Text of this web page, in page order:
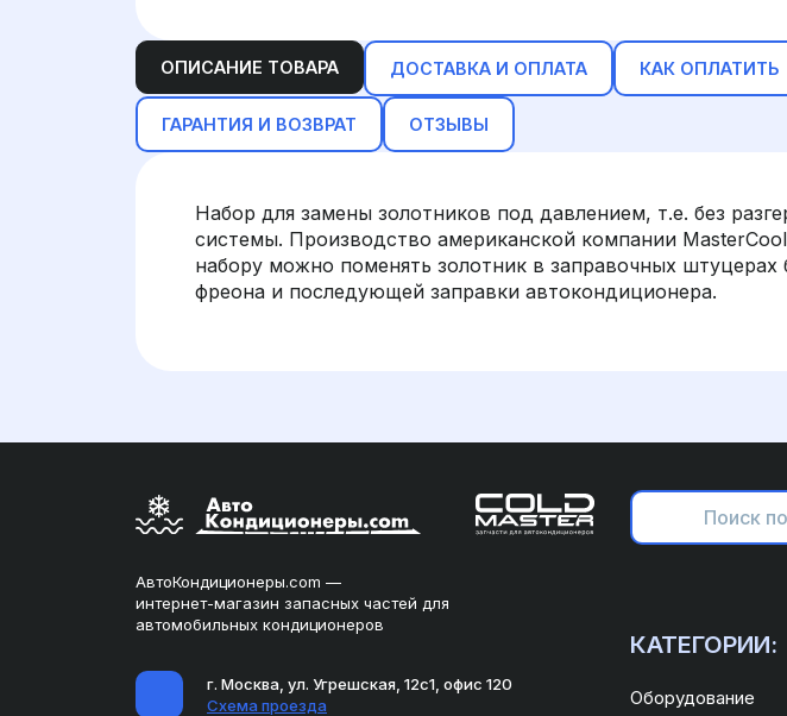
ОПИСАНИЕ ТОВАРА ДОСТАВКА И ОПЛАТА КАК ОПЛАТИТЬ
ГАРАНТИЯ И ВОЗВРАТ ОТЗЫВЫ
Набор для замены золотников под давлением, т.е. без
системы. Производство американской компании
набору можно поменять золотник в заправочных штуцерах
фреона и последующей заправки автокондиционера.
АвтоКондиционеры.com —
интернет-магазин запасных частей для
автомобильных кондиционеров
г. Москва, ул. Угрешская, 12с1, офис 120
Схема проезда
КАТЕГОРИИ:
Оборудование